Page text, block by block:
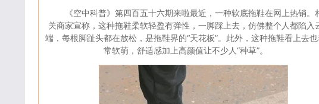
《空中科普》第四百五十六期来啦最近，一种软底拖鞋在网上热销。
关商家宣称，这种拖鞋柔软轻盈有弹性，一脚踩上去，仿佛整个人都陷入
端，每根脚趾头都在放松，是拖鞋界的“天花板”。此外，这种拖鞋看上去
常软萌，舒适感加上高颜值让不少人“种草”。